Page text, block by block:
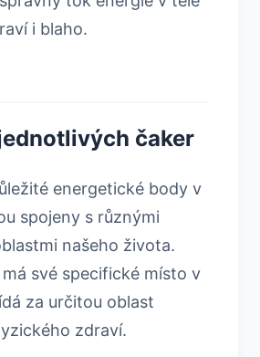
i blaho.
čaker
energetické body v
spojeny s různými
našeho života.
své specifické místo v
za určitou oblast
zdraví.